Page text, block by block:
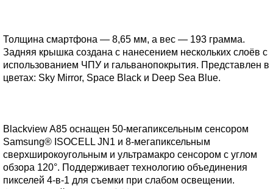
Толщина смартфона — 8,65 мм, а вес — 193 грамма.
Задняя крышка создана с нанесением нескольких слоёв с
использованием ЧПУ и гальванопокрытия. Представлен в
цветах: Sky Mirror, Space Black и Deep Sea Blue.
Blackview A85 оснащен 50-мегапиксельным сенсором
Samsung® ISOCELL JN1 и 8-мегапиксельным
сверхширокоугольным и ультрамакро сенсором с углом
обзора 120°. Поддерживает технологию объединения
пикселей 4-в-1 для съемки при слабом освещении.